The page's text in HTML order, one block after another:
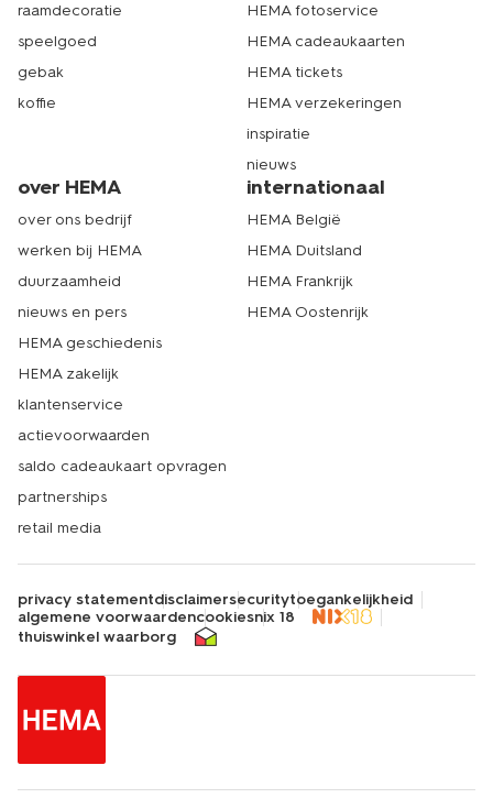
raamdecoratie
speelgoed
gebak
koffie
HEMA fotoservice
HEMA cadeaukaarten
HEMA tickets
HEMA verzekeringen
inspiratie
nieuws
over HEMA
over ons bedrijf
werken bij HEMA
duurzaamheid
nieuws en pers
HEMA geschiedenis
HEMA zakelijk
klantenservice
actievoorwaarden
saldo cadeaukaart opvragen
partnerships
retail media
internationaal
HEMA België
HEMA Duitsland
HEMA Frankrijk
HEMA Oostenrijk
privacy statementdisclaimersecuritytoegankelijkheid
algemene voorwaardencookiesnix 18
thuiswinkel waarborg